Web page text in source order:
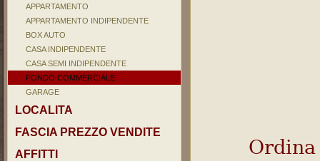
APPARTAMENTO
APPARTAMENTO INDIPENDENTE
BOX AUTO
CASA INDIPENDENTE
CASA SEMI INDIPENDENTE
FONDO COMMERCIALE
GARAGE
LOCALITA
FASCIA PREZZO VENDITE
AFFITTI